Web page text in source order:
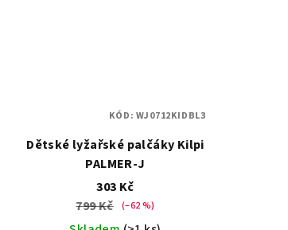
Dětské lyžařské palčáky Kilpi
PALMER-J
303 Kč
799 Kč
(–62 %)
KÓD:WJ0712KIDBL3